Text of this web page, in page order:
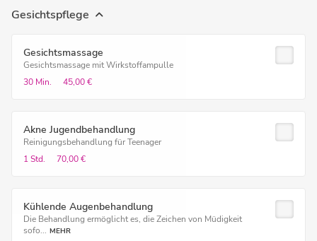
Gesichtspflege
Gesichtsmassage
Gesichtsmassage mit Wirkstoffampulle
30 Min.
45,00 €
Akne Jugendbehandlung
Reinigungsbehandlung für Teenager
1 Std.
70,00 €
Kühlende Augenbehandlung
Die Behandlung ermöglicht es, die Zeichen von Müdigkeit
sofo... MEHR